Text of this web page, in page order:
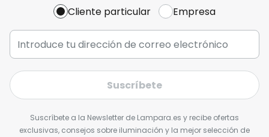
Cliente particular Empresa
Suscríbete
Suscríbete a la Newsletter de Lampara.es y recibe ofertas
exclusivas, consejos sobre iluminación y la mejor selección de